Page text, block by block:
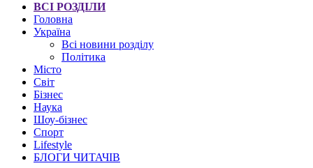
ВСІ РОЗДІЛИ
Головна
Україна
Всі новини розділу
Політика
Місто
Світ
Бізнес
Наука
Шоу-бізнес
Спорт
Lifestyle
БЛОГИ ЧИТАЧІВ